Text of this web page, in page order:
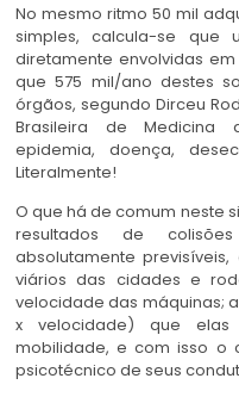
No mesmo ritmo 50 mil
simples, calcula-se que
diretamente envolvidas
que 575 mil/ano destes
órgãos, segundo Dirceu
Brasileira de Medicina
epidemia, doença,
Literalmente!
O que há de comum neste
resultados de
absolutamente
viários das cidades e
velocidade das máquinas;
x velocidade) que elas
mobilidade, e com isso o
psicotécnico de seus